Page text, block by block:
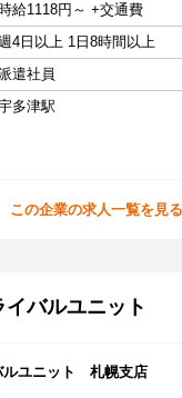
給1118円～ +交通費
4日以上 1日8時間以上
遣社員
多津駅
この企業の求人一覧を見る
バルユニット
ルユニット 札幌支店